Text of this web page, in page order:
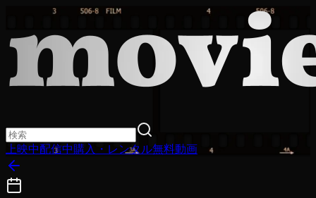
上映中配信中購入・レンタル無料動画